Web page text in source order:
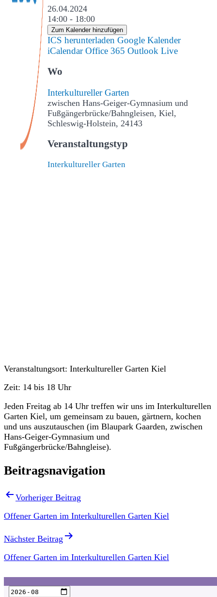
26.04.2024
14:00 - 18:00
Zum Kalender hinzufügen
ICS herunterladen Google Kalender
iCalendar Office 365 Outlook Live
Wo
Interkultureller Garten
zwischen Hans-Geiger-Gymnasium und
Fußgängerbrücke/Bahngleisen, Kiel,
Schleswig-Holstein, 24143
Veranstaltungstyp
Interkultureller Garten
Veranstaltungsort: Interkultureller Garten Kiel
Zeit: 14 bis 18 Uhr
Jeden Freitag ab 14 Uhr treffen wir uns im Interkulturellen
Garten Kiel, um gemeinsam zu bauen, gärtnern, kochen
und uns auszutauschen (im Blaupark Gaarden, zwischen
Hans-Geiger-Gymnasium und
Fußgängerbrücke/Bahngleise).
Beitragsnavigation
Vorheriger Beitrag
Offener Garten im Interkulturellen Garten Kiel
Nächster Beitrag
Offener Garten im Interkulturellen Garten Kiel